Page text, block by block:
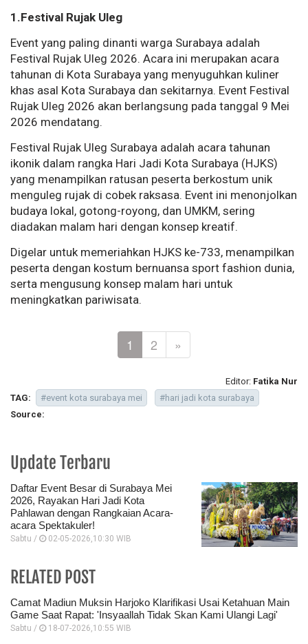
1.Festival Rujak Uleg
Event yang paling dinanti warga Surabaya adalah
Festival Rujak Uleg 2026. Acara ini merupakan acara
tahunan di Kota Surabaya yang menyuguhkan kuliner
khas asal Kota Surabaya dan sekitarnya. Event Festival
Rujak Uleg 2026 akan berlangsung pada tanggal 9 Mei
2026 mendatang.
Festival Rujak Uleg Surabaya adalah acara tahunan
ikonik dalam rangka Hari Jadi Kota Surabaya (HJKS)
yang menampilkan ratusan peserta berkostum unik
menguleg rujak di cobek raksasa. Event ini menonjolkan
budaya lokal, gotong-royong, dan UMKM, sering
diadakan malam hari dengan konsep kreatif.
Digelar untuk memeriahkan HJKS ke-733, menampilkan
peserta dengan kostum bernuansa sport fashion dunia,
serta mengusung konsep malam hari untuk
meningkatkan pariwisata.
1 2 »
Editor: Fatika Nur
TAG:
#event kota surabaya mei
#hari jadi kota surabaya
Source:
Update Terbaru
Daftar Event Besar di Surabaya Mei
2026, Rayakan Hari Jadi Kota
Pahlawan dengan Rangkaian Acara-
acara Spektakuler!
Sabtu / 02-05-2026,10:30 WIB
RELATED POST
Camat Madiun Muksin Harjoko Klarifikasi Usai Ketahuan Main
Game Saat Rapat: 'Insyaallah Tidak Skan Kami Ulangi Lagi'
Sabtu / 18-07-2026,10:55 WIB